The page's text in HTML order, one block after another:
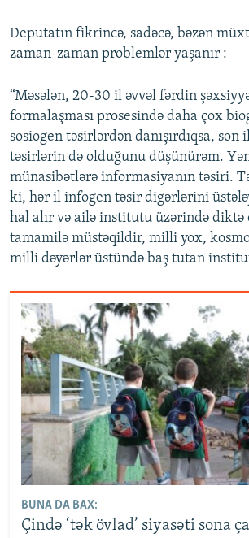
Deputatın fikrincə, sadəcə, bəzən
zaman-zaman problemlər yaşanır :
“Məsələn, 20-30 il əvvəl fərdin
formalaşması prosesində daha çox
sosiogen təsirlərdən danışırdıqsa,
təsirlərin də olduğunu düşünürəm.
münasibətlərə informasiyanın təsiri.
ki, hər il infogen təsir digərlərini
hal alır və ailə institutu üzərində diktə
tamamilə müstəqildir, milli yox,
milli dəyərlər üstündə baş tutan
BUNA DA BAX:
Çində ‘tək övlad’ siyasəti sona